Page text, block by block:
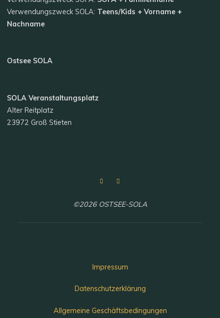
Verwendungszweck SOLA: Teens/Kids + Vorname +
Nachname
Ostsee SOLA
SOLA Veranstaltungsplatz
Alter Reitplatz
23972 Groß Stieten
©2026 OSTSEE-SOLA
Impressum
Datenschutzerklärung
Allgemeine Geschäftsbedingungen